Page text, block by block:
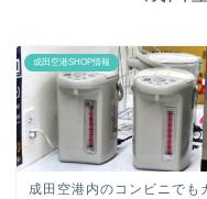
成田空港SHOP情報
成田空港内のコンビニでも